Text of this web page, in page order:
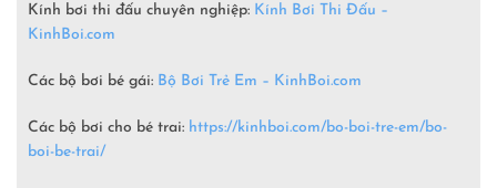
Kính bơi thi đấu chuyên nghiệp: Kính Bơi Thi Đấu –
KinhBoi.com
Các bộ bơi bé gái: Bộ Bơi Trẻ Em – KinhBoi.com
Các bộ bơi cho bé trai: https://kinhboi.com/bo-boi-tre-em/bo-
boi-be-trai/